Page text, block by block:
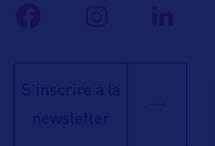
S'inscrire à la
newsletter